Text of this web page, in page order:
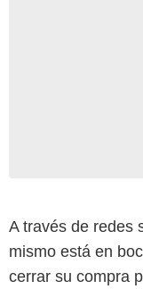
A través de redes
mismo está en
cerrar su compra